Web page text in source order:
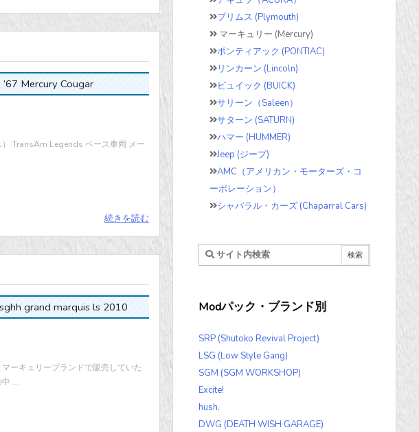
Mercury Cougar
TransAm Legends ベース車両 メー
続きを読む
grand marquis ls 2010
ーキュリーブランドで販売していた
...
プリムス (Plymouth)
マーキュリー (Mercury)
ポンティアック (PONTIAC)
リンカーン (Lincoln)
ビュイック (BUICK)
サリーン（Saleen）
サターン (SATURN)
ハマー (HUMMER)
Jeep (ジープ)
AMC（アメリカン・モーターズ・コ
ーポレーション）
シャパラル・カーズ (Chaparral Cars)
Modパック・ブランド別
SRP (Shutoko Revival Project)
LSG (Low Style Gang)
SGM (SGM WORKSHOP)
Excite!
hush.
DWG (DEATH WISH GARAGE)